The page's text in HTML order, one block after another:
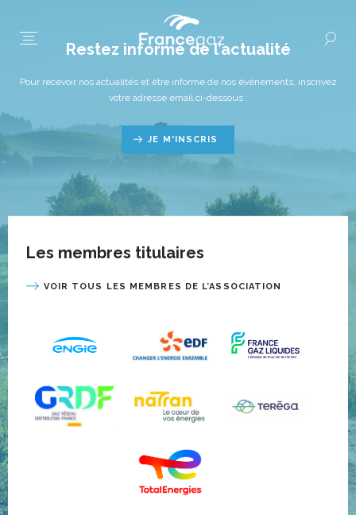
Restez informé de l’actualité
Pour recevoir nos actualités et être informé de nos événements, inscrivez
votre adresse email ci-dessous :
JE M'INSCRIS
Les membres titulaires
VOIR TOUS LES MEMBRES DE L’ASSOCIATION